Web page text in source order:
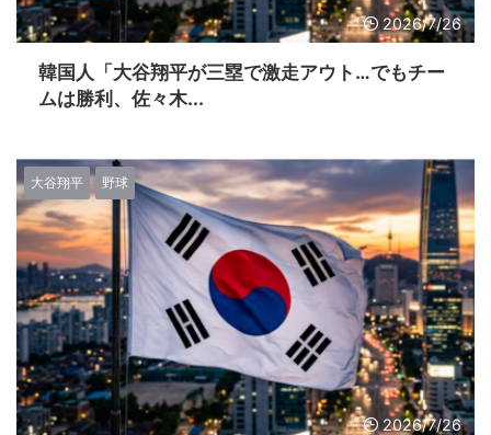
2026/7/26
韓国人「大谷翔平が三塁で激走アウト…でもチー
ムは勝利、佐々木...
2026/7/26
大谷翔平 野球